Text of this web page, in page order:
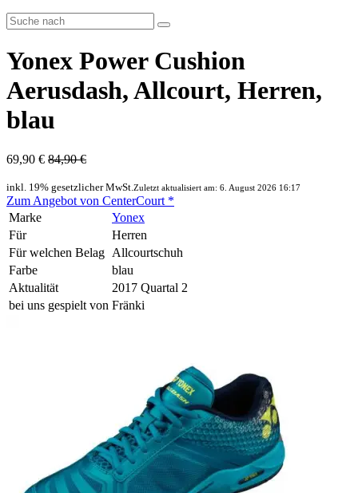
Yonex Power Cushion
Aerusdash, Allcourt, Herren,
blau
69,90 € 84,90 €
inkl. 19% gesetzlicher MwSt. Zuletzt aktualisiert am: 6. August 2026 16:17
Zum Angebot von CenterCourt *
Marke
Yonex
Für
Herren
Für welchen Belag Allcourtschuh
Farbe
blau
Aktualität
2017 Quartal 2
bei uns gespielt von Fränki